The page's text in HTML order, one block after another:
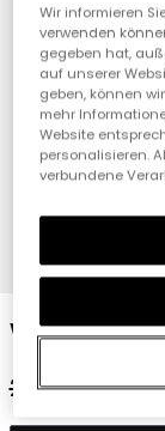
Weißer
29,95 €
Wir informieren
verwenden
gegeben hat,
auf unserer
geben, können
mehr
Website
personalisieren.
verbundene